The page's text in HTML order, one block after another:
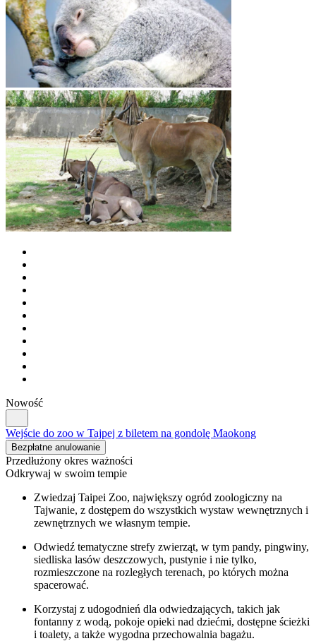
Nowość
Wejście do zoo w Tajpej z biletem na gondolę Maokong
Bezpłatne anulowanie
Przedłużony okres ważności
Odkrywaj w swoim tempie
Zwiedzaj Taipei Zoo, największy ogród zoologiczny na
Tajwanie, z dostępem do wszystkich wystaw wewnętrznych i
zewnętrznych we własnym tempie.
Odwiedź tematyczne strefy zwierząt, w tym pandy, pingwiny,
siedliska lasów deszczowych, pustynie i nie tylko,
rozmieszczone na rozległych terenach, po których można
spacerować.
Korzystaj z udogodnień dla odwiedzających, takich jak
fontanny z wodą, pokoje opieki nad dziećmi, dostępne ścieżki
i toalety, a także wygodna przechowalnia bagażu.